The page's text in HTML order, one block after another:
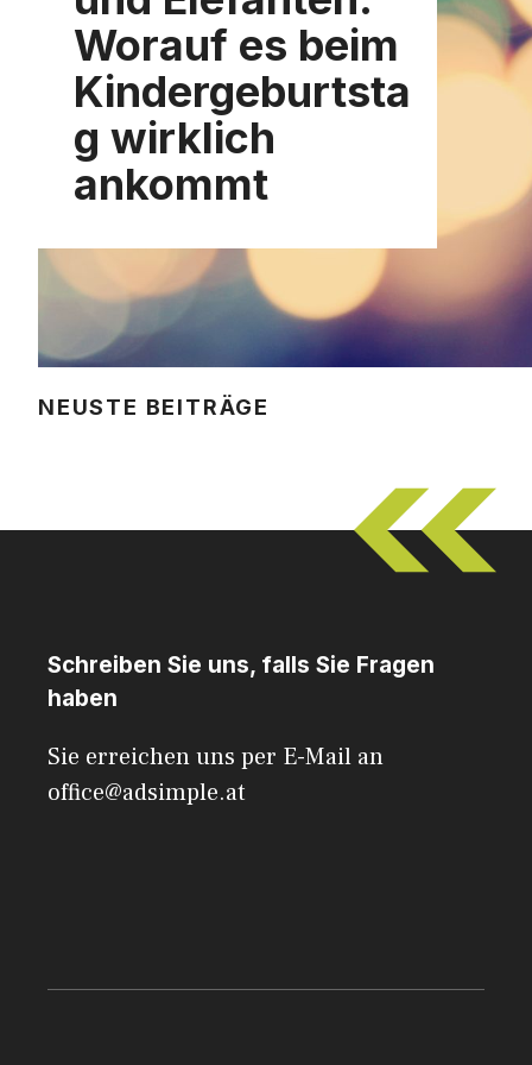
Worauf es beim
Kindergeburtsta
g wirklich
ankommt
NEUSTE BEITRÄGE
Schreiben Sie uns, falls Sie Fragen
haben
Sie erreichen uns per E-Mail an
office@adsimple.at